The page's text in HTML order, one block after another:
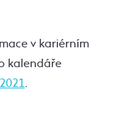
v kariérním
kalendáře
.